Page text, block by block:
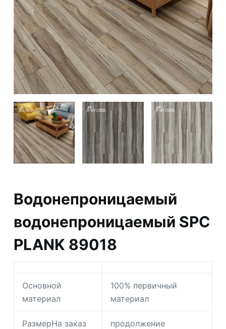
Водонепроницаемый
водонепроницаемый SPC
PLANK 89018
Основной
материал
100% первичный
материал
РазмерНа заказ продолжение